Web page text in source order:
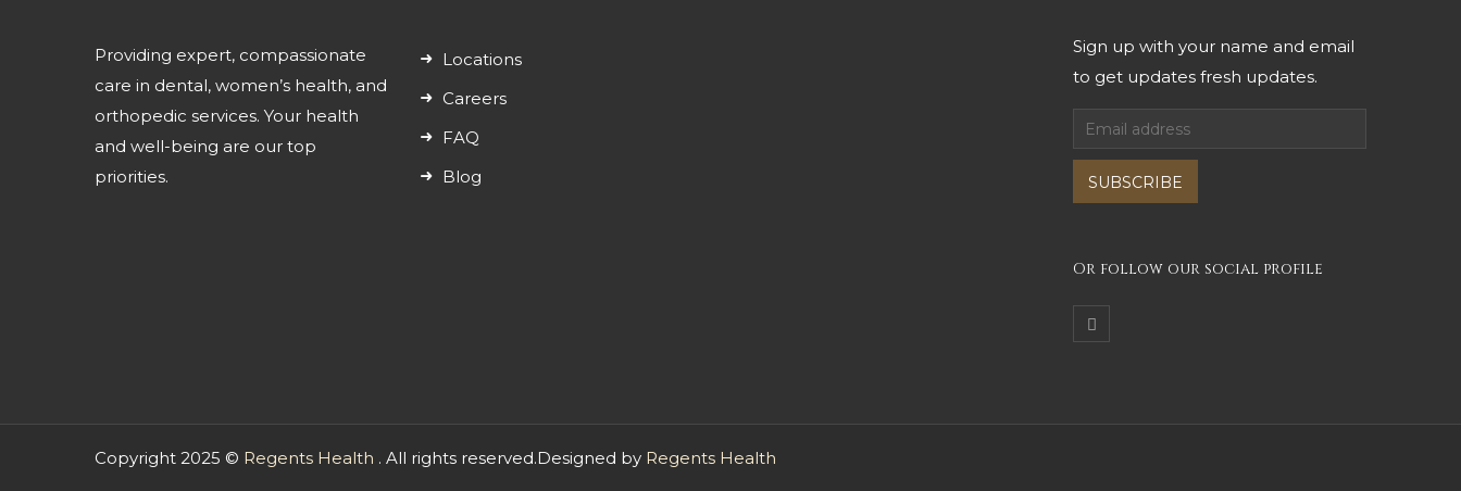
Providing expert, compassionate
care in dental, women’s health, and
orthopedic services. Your health
and well-being are our top
priorities.
Locations
Careers
FAQ
Blog
Sign up with your name and email
to get updates fresh updates.
SUBSCRIBE
Or follow our social profile
Copyright 2025 © Regents Health . All rights reserved.Designed by Regents Health